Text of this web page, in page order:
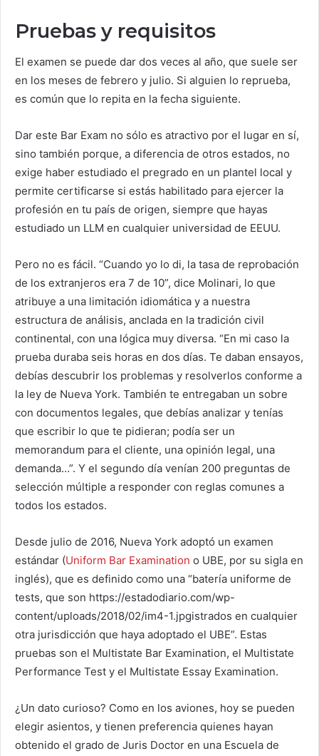
Pruebas y requisitos
El examen se puede dar dos veces al año, que suele ser
en los meses de febrero y julio. Si alguien lo reprueba,
es común que lo repita en la fecha siguiente.
Dar este Bar Exam no sólo es atractivo por el lugar en sí,
sino también porque, a diferencia de otros estados, no
exige haber estudiado el pregrado en un plantel local y
permite certificarse si estás habilitado para ejercer la
profesión en tu país de origen, siempre que hayas
estudiado un LLM en cualquier universidad de EEUU.
Pero no es fácil. “Cuando yo lo di, la tasa de reprobación
de los extranjeros era 7 de 10”, dice Molinari, lo que
atribuye a una limitación idiomática y a nuestra
estructura de análisis, anclada en la tradición civil
continental, con una lógica muy diversa. “En mi caso la
prueba duraba seis horas en dos días. Te daban ensayos,
debías descubrir los problemas y resolverlos conforme a
la ley de Nueva York. También te entregaban un sobre
con documentos legales, que debías analizar y tenías
que escribir lo que te pidieran; podía ser un
memorandum para el cliente, una opinión legal, una
demanda…”. Y el segundo día venían 200 preguntas de
selección múltiple a responder con reglas comunes a
todos los estados.
Desde julio de 2016, Nueva York adoptó un examen
estándar (Uniform Bar Examination o UBE, por su sigla en
inglés), que es definido como una “batería uniforme de
tests, que son https://estadodiario.com/wp-
content/uploads/2018/02/im4-1.jpgistrados en cualquier
otra jurisdicción que haya adoptado el UBE”. Estas
pruebas son el Multistate Bar Examination, el Multistate
Performance Test y el Multistate Essay Examination.
¿Un dato curioso? Como en los aviones, hoy se pueden
elegir asientos, y tienen preferencia quienes hayan
obtenido el grado de Juris Doctor en una Escuela de